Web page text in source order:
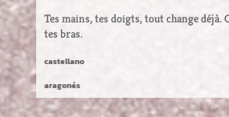
Tes mains, tes doigts, tout change déjà.
tes bras.
castellano
aragonés